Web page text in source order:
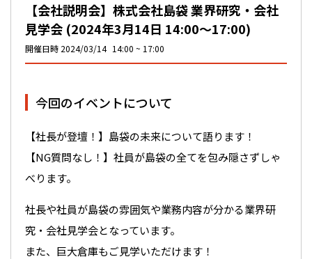
【会社説明会】株式会社島袋 業界研究・会社
見学会 (2024年3月14日 14:00〜17:00)
開催日時 2024/03/14 14:00 17:00
今回のイベントについて
【社長が登壇！】島袋の未来について語ります！
【NG質問なし！】社員が島袋の全てを包み隠さずしゃ
べります。
社長や社員が島袋の雰囲気や業務内容が分かる業界研
究・会社見学会となっています。
また、巨大倉庫もご見学いただけます！